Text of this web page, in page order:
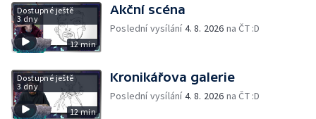
Dostupné ještě
3 dny
12 min
Akční scéna
Poslední vysílání4. 8. 2026 na ČT :D
Dostupné ještě
3 dny
12 min
Kronikářova galerie
Poslední vysílání4. 8. 2026 na ČT :D